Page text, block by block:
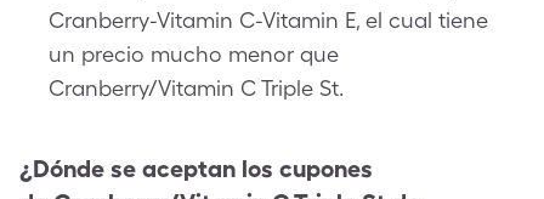
Cranberry-Vitamin C-Vitamin E, el cual tiene
un precio mucho menor que
Cranberry/Vitamin C Triple St.
¿Dónde se aceptan los cupones